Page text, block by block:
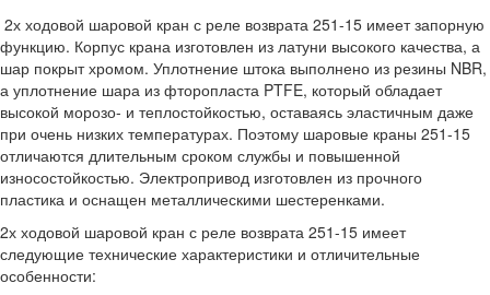
2х ходовой шаровой кран с реле возврата 251-15 имеет запорную
функцию. Корпус крана изготовлен из латуни высокого качества, а
шар покрыт хромом. Уплотнение штока выполнено из резины NBR,
а уплотнение шара из фторопласта PTFE, который обладает
высокой морозо- и теплостойкостью, оставаясь эластичным даже
при очень низких температурах. Поэтому шаровые краны 251-15
отличаются длительным сроком службы и повышенной
износостойкостью. Электропривод изготовлен из прочного
пластика и оснащен металлическими шестеренками.
2х ходовой шаровой кран с реле возврата 251-15 имеет
следующие технические характеристики и отличительные
особенности: